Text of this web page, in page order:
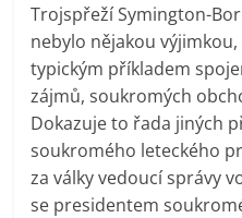
Trojspřeží Symington-
nebylo nějakou
typickým příkladem
zájmů, soukromých
Dokazuje to řada jiných
soukromého leteckého
za války vedoucí správy
se presidentem